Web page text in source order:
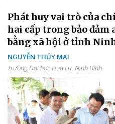
Phát huy vai trò của
hai cấp trong bảo đảm
bằng xã hội ở tỉnh
NGUYỄN THÚY MAI
Trường Đại học Hoa Lư, Ninh Bình